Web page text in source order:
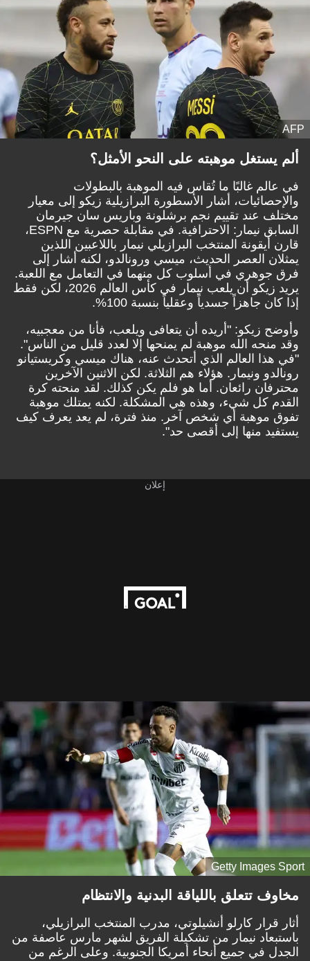
AFP
ألم يستغل موهبته على النحو الأمثل؟
في عالم غالبًا ما تُقاس فيه الموهبة بالبطولات
والإحصائيات، أشار الأسطورة البرازيلية زيكو إلى معيار
مختلف عند تقييم نجم برشلونة وباريس سان جيرمان
السابق نيمار: الاحترافية. في مقابلة حصرية مع ESPN،
قارن أيقونة المنتخب البرازيلي نيمار باللاعبين اللذين
يمثلان العصر الحديث، ميسي ورونالدو، لكنه أشار إلى
فرق جوهري في أسلوب كل منهما في التعامل مع اللعبة.
يريد زيكو أن يلعب نيمار في كأس العالم 2026، لكن فقط
إذا كان جاهزاً جسدياً وعقلياً بنسبة 100%.
وأوضح زيكو: "أريده أن يتعافى ويلعب، فأنا من معجبيه،
وقد منحه الله موهبة لم يمنحها إلا لعدد قليل من الناس".
"في هذا العالم الذي أتحدث عنه، هناك ميسي وكريستيانو
رونالدو ونيمار. هؤلاء هم الثلاثة. لكن الاثنين الآخرين
محترفان رائعان. أما هو فلم يكن كذلك. لقد منحته كرة
القدم كل شيء، وهذه هي المشكلة. لكنه يمتلك موهبة
تفوق موهبة أي شخص آخر. منذ فترة، لم يعد يعرف كيف
يستفيد منها إلى أقصى حد".
إعلان
Getty Images Sport
مخاوف تتعلق باللياقة البدنية والانتظام
أثار قرار كارلو أنشيلوتي، مدرب المنتخب البرازيلي،
باستبعاد نيمار من تشكيلة الفريق لشهر مارس عاصفة من
الجدل في جميع أنحاء أمريكا الجنوبية. وعلى الرغم من